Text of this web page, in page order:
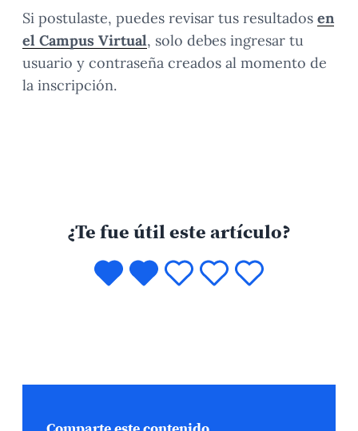
Si postulaste, puedes revisar tus resultados en
el Campus Virtual, solo debes ingresar tu
usuario y contraseña creados al momento de
la inscripción.
¿Te fue útil este artículo?